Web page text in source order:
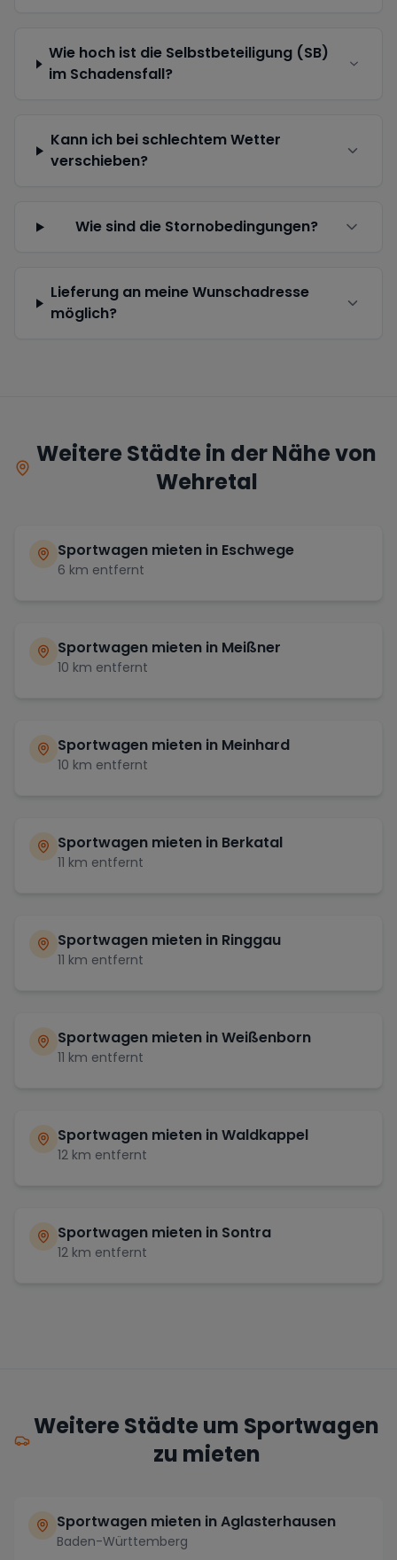
Wie hoch ist die Selbstbeteiligung (SB)
im Schadensfall?
Kann ich bei schlechtem Wetter
verschieben?
Wie sind die Stornobedingungen?
Lieferung an meine Wunschadresse
möglich?
Weitere Städte in der Nähe von
Wehretal
Sportwagen mieten in Eschwege
6 km entfernt
Sportwagen mieten in Meißner
10 km entfernt
Sportwagen mieten in Meinhard
10 km entfernt
Sportwagen mieten in Berkatal
11 km entfernt
Sportwagen mieten in Ringgau
11 km entfernt
Sportwagen mieten inWeißenborn
11 km entfernt
Sportwagen mieten inWaldkappel
12 km entfernt
Sportwagen mieten in Sontra
12 km entfernt
Weitere Städte um Sportwagen
zu mieten
Sportwagen mieten in Aglasterhausen
Baden-Württemberg